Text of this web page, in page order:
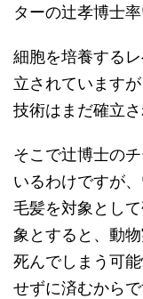
ターの辻孝博士
細胞を培養する
立されています
技術はまだ確立さ
そこで辻博士の
いるわけですが
毛髪を対象とし
象とすると、動
死んでしまう可
せずに済むからで